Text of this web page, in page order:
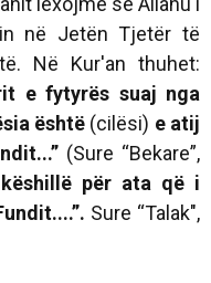
në Jetën Tjetër të
Në Kur'an thuhet:
e fytyrës suaj nga
është (cilësi) e atij
(Sure “Bekare”,
këshillë për ata që i
Sure “Talak",